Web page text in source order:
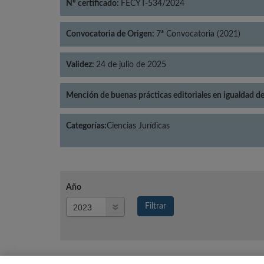
Nº certificado: FECYT-534/2024
Convocatoria de Origen: 7ª Convocatoria (2021)
Validez: 24 de julio de 2025
Mención de buenas prácticas editoriales en igualdad
Categorías:Ciencias Jurídicas
Año
Filtrar